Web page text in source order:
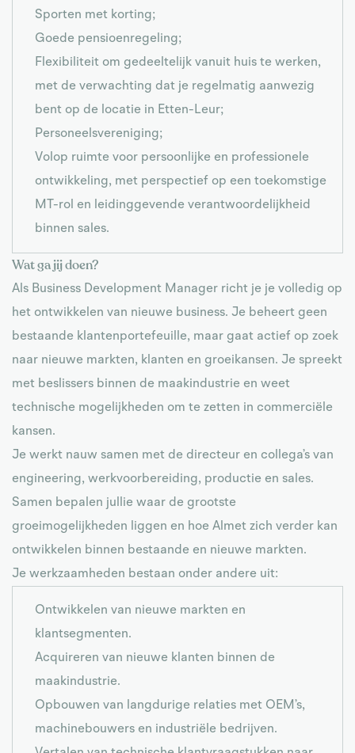
Sporten met korting;
Goede pensioenregeling;
Flexibiliteit om gedeeltelijk vanuit huis te werken,
met de verwachting dat je regelmatig aanwezig
bent op de locatie in Etten-Leur;
Personeelsvereniging;
Volop ruimte voor persoonlijke en professionele
ontwikkeling, met perspectief op een toekomstige
MT-rol en leidinggevende verantwoordelijkheid
binnen sales.
Wat ga jij doen?
Als Business Development Manager richt je je volledig op
het ontwikkelen van nieuwe business. Je beheert geen
bestaande klantenportefeuille, maar gaat actief op zoek
naar nieuwe markten, klanten en groeikansen. Je spreekt
met beslissers binnen de maakindustrie en weet
technische mogelijkheden om te zetten in commerciële
kansen.
Je werkt nauw samen met de directeur en collega’s van
engineering, werkvoorbereiding, productie en sales.
Samen bepalen jullie waar de grootste
groeimogelijkheden liggen en hoe Almet zich verder kan
ontwikkelen binnen bestaande en nieuwe markten.
Je werkzaamheden bestaan onder andere uit:
Ontwikkelen van nieuwe markten en
klantsegmenten.
Acquireren van nieuwe klanten binnen de
maakindustrie.
Opbouwen van langdurige relaties met OEM’s,
machinebouwers en industriële bedrijven.